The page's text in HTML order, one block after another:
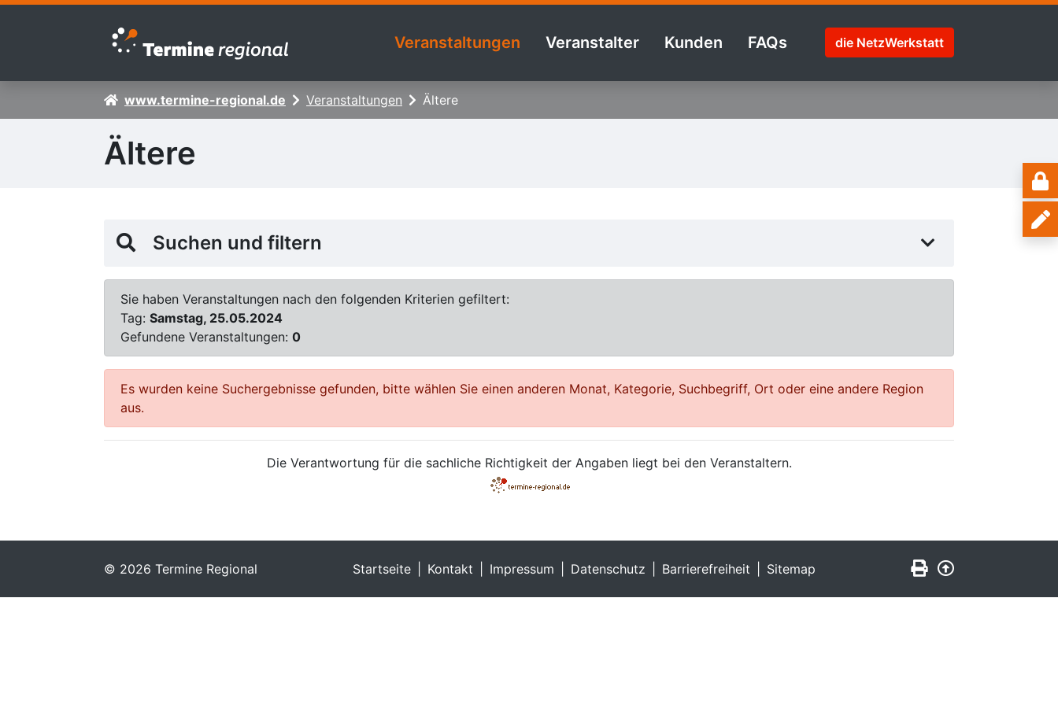
Zur Navigation springen
Zum Inhalt springen
Veranstaltungen Veranstalter Kunden FAQs die NetzWerkstatt
www.termine-regional.de Veranstaltungen Ältere
Ältere
Suchen und filtern
Sie haben Veranstaltungen nach den folgenden Kriterien gefiltert:
Tag: Samstag, 25.05.2024
Gefundene Veranstaltungen: 0
Es wurden keine Suchergebnisse gefunden, bitte wählen Sie einen anderen Monat, Kategorie, Suchbegriff, Ort oder eine andere Region
aus.
Die Verantwortung für die sachliche Richtigkeit der Angaben liegt bei den Veranstaltern.
© 2026 Termine Regional Startseite Kontakt Impressum Datenschutz Barrierefreiheit Sitemap Seite drucken
Zurück nach